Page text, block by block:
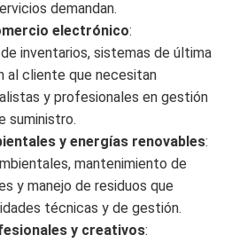
demandan.
electrónico:
inventarios, sistemas de última
al cliente que necesitan
y profesionales en gestión
suministro.
y energías renovables:
mantenimiento de
y manejo de residuos que
técnicas y de gestión.
y creativos: